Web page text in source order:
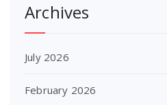
Archives
July 2026
February 2026